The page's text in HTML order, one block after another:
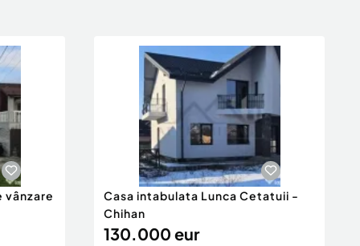
vânzare
Casa intabulata Lunca Cetatuii -
Chihan
130.000 eur